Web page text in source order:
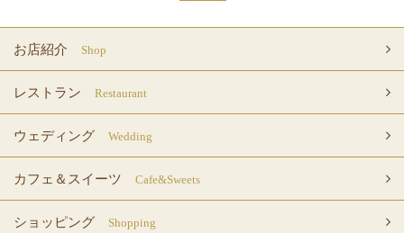
お店紹介 Shop
レストラン Restaurant
ウェディング Wedding
カフェ＆スイーツ Cafe&Sweets
ショッピング Shopping